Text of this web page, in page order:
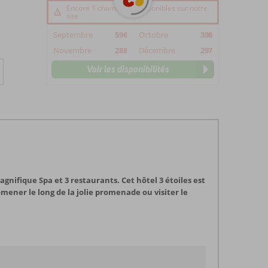
Encore 1 chambre(s) disponibles sur notre
site
Septembre 596 Octobre
398
Novembre
288 Décembre 297
Voir les disponibilités
Spa et 3 restaurants. Cet hôtel 3 étoiles est
le long de la jolie promenade ou visiter le